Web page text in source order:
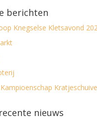
berichten
Knegselse Kletsavond
nieuws